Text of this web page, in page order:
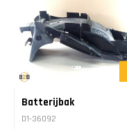
Batterijbak
D1-36092